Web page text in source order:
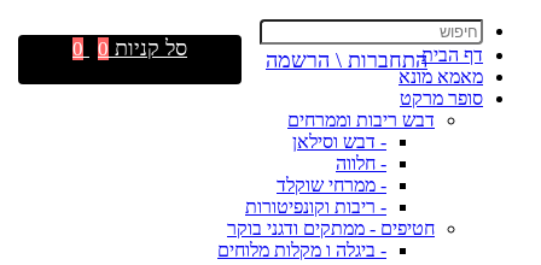
דף הבית
מאמא מונא
סופר מרקט
דבש ריבות וממרחים
- דבש וסילאן
- חלווה
- ממרחי שוקלד
- ריבות וקונפיטורות
חטיפים - ממתקים ודגני בוקר
- ביגלה ו מקלות מלוחים
התחברות \ הרשמה סל קניות 0
0